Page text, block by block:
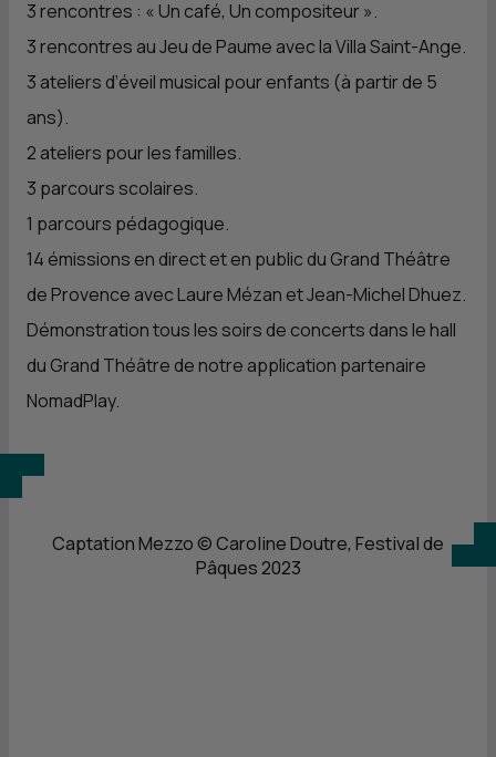
3 rencontres : « Un café, Un compositeur ».
3 rencontres au Jeu de Paume avec la Villa Saint-Ange.
3 ateliers d’éveil musical pour enfants (à partir de 5
ans).
2 ateliers pour les familles.
3 parcours scolaires.
1 parcours pédagogique.
14 émissions en direct et en public du Grand Théâtre
de Provence avec Laure Mézan et Jean-Michel Dhuez.
Démonstration tous les soirs de concerts dans le hall
du Grand Théâtre de notre application partenaire
NomadPlay.
Captation Mezzo © Caroline Doutre, Festival de
Pâques 2023